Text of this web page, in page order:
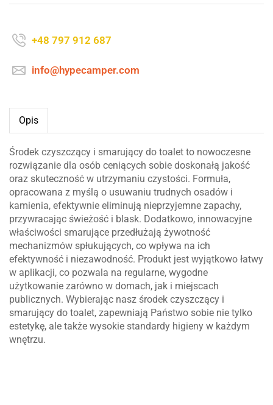
+48 797 912 687
info@hypecamper.com
Opis
Środek czyszczący i smarujący do toalet to nowoczesne
rozwiązanie dla osób ceniących sobie doskonałą jakość
oraz skuteczność w utrzymaniu czystości. Formuła,
opracowana z myślą o usuwaniu trudnych osadów i
kamienia, efektywnie eliminują nieprzyjemne zapachy,
przywracając świeżość i blask. Dodatkowo, innowacyjne
właściwości smarujące przedłużają żywotność
mechanizmów spłukujących, co wpływa na ich
efektywność i niezawodność. Produkt jest wyjątkowo łatwy
w aplikacji, co pozwala na regularne, wygodne
użytkowanie zarówno w domach, jak i miejscach
publicznych. Wybierając nasz środek czyszczący i
smarujący do toalet, zapewniają Państwo sobie nie tylko
estetykę, ale także wysokie standardy higieny w każdym
wnętrzu.